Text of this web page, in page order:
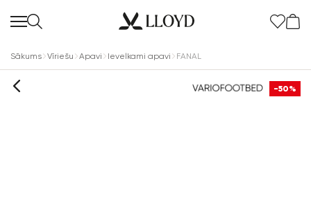
Sākums Vīriešu Apavi Ievelkami apavi FANAL
-50%